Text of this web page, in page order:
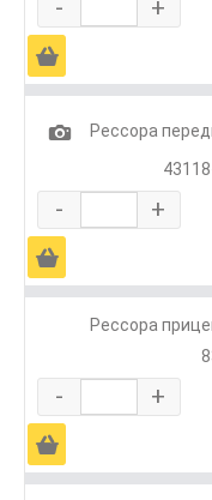
- +
Ä
1
Рессора
- +
Ä
Рессора
- +
Ä